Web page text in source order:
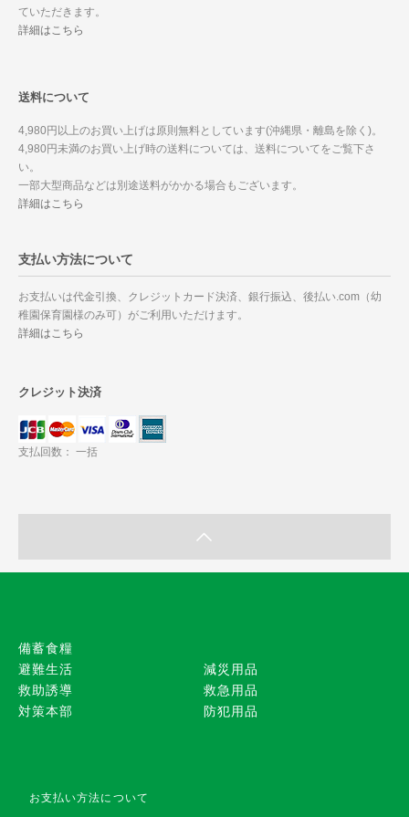
ていただきます。
詳細はこちら
送料について
4,980円以上のお買い上げは原則無料としています(沖縄県・離島を除く)。
4,980円未満のお買い上げ時の送料については、送料についてをご覧下さ
い。
一部大型商品などは別途送料がかかる場合もございます。
詳細はこちら
支払い方法について
お支払いは代金引換、クレジットカード決済、銀行振込、後払い.com（幼
稚園保育園様のみ可）がご利用いただけます。
詳細はこちら
クレジット決済
支払回数： 一括
備蓄食糧
避難生活
救助誘導
対策本部
減災用品
救急用品
防犯用品
お支払い方法について